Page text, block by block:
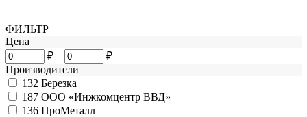
ФИЛЬТР
Цена
₽ –
₽
Производители
132 Березка
187 ООО «Инжкомцентр ВВД»
136 ПроМеталл